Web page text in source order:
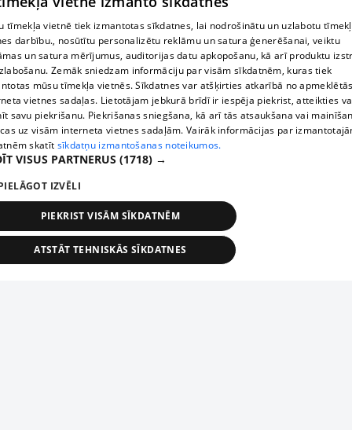
tīmekļa vietnē tiek izmantotas sīkdatnes, lai nodrošinātu un uzlabotu
darbību., nosūtītu personalizētu reklāmu un satura ģenerēšanai, veiktu
un satura mērījumus, auditorijas datu apkopošanu, kā arī produktu
Zemāk sniedzam informāciju par visām sīkdatnēm, kuras tiek
mūsu tīmekļa vietnēs. Sīkdatnes var atšķirties atkarībā no
vietnes sadaļas. Lietotājam jebkurā brīdī ir iespēja piekrist, atteikties
savu piekrišanu. Piekrišanas sniegšana, kā arī tās atsaukšana vai
uz visām interneta vietnes sadaļām. Vairāk informācijas par
skatīt sīkdatņu izmantošanas noteikumos.
VISUS PARTNERUS (1718) →
IZVĒLI
PIEKRIST VISĀM SĪKDATNĒM
ATSTĀT TEHNISKĀS SĪKDATNES